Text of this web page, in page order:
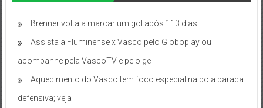
Brenner volta a marcar um gol após 113 dias
Assista a Fluminense x Vasco pelo Globoplay ou
acompanhe pela VascoTV e pelo ge
Aquecimento do Vasco tem foco especial na bola parada
defensiva; veja